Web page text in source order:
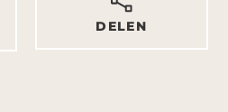
DELEN